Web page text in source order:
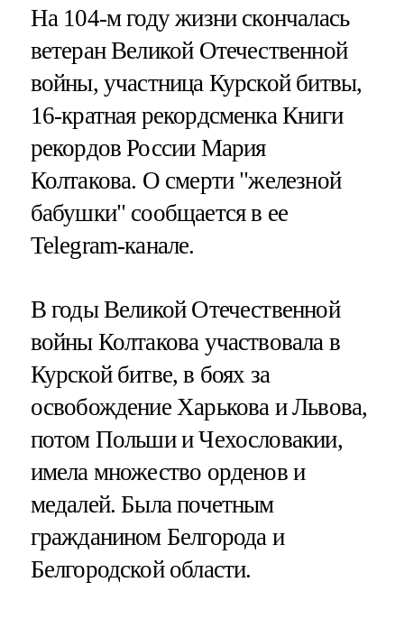
На 104-м году жизни скончалась
ветеран Великой Отечественной
войны, участница Курской битвы,
16-кратная рекордсменка Книги
рекордов России Мария
Колтакова. О смерти "железной
бабушки" сообщается в ее
Telegram-канале.
В годы Великой Отечественной
войны Колтакова участвовала в
Курской битве, в боях за
освобождение Харькова и Львова,
потом Польши и Чехословакии,
имела множество орденов и
медалей. Была почетным
гражданином Белгорода и
Белгородской области.